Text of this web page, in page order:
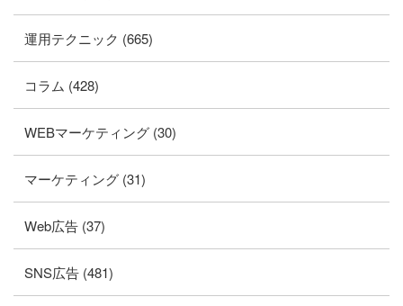
運用テクニック (665)
コラム (428)
WEBマーケティング (30)
マーケティング (31)
Web広告 (37)
SNS広告 (481)